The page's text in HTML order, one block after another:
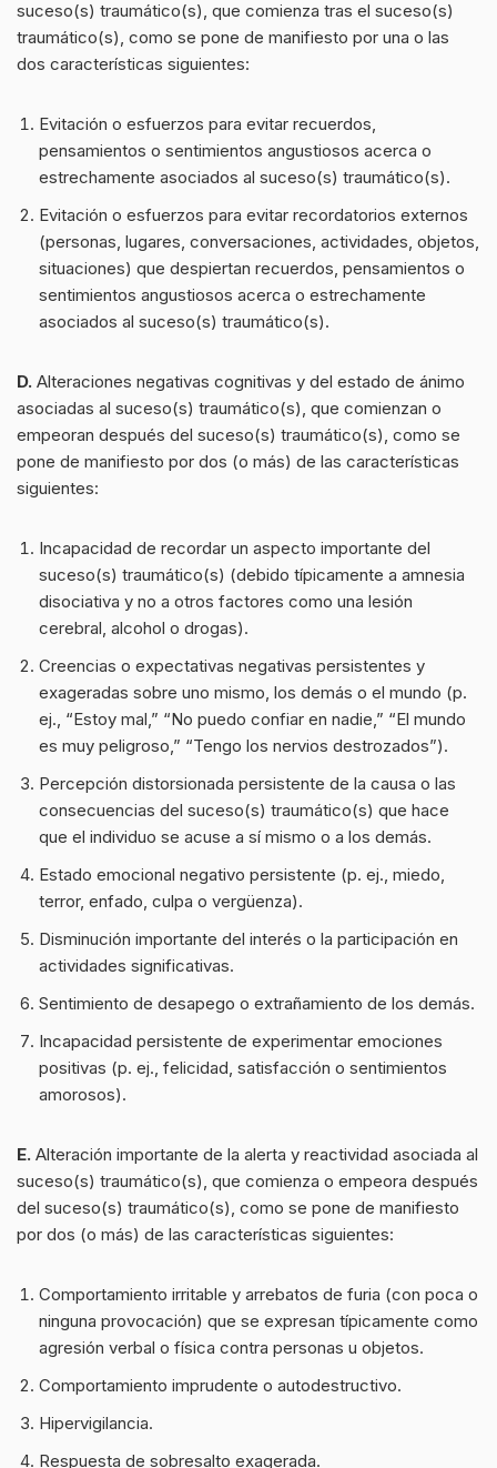
suceso(s) traumático(s), que comienza tras el suceso(s)
traumático(s), como se pone de manifiesto por una o las
dos características siguientes:
Evitación o esfuerzos para evitar recuerdos,
pensamientos o sentimientos angustiosos acerca o
estrechamente asociados al suceso(s) traumático(s).
Evitación o esfuerzos para evitar recordatorios externos
(personas, lugares, conversaciones, actividades, objetos,
situaciones) que despiertan recuerdos, pensamientos o
sentimientos angustiosos acerca o estrechamente
asociados al suceso(s) traumático(s).
D. Alteraciones negativas cognitivas y del estado de ánimo
asociadas al suceso(s) traumático(s), que comienzan o
empeoran después del suceso(s) traumático(s), como se
pone de manifiesto por dos (o más) de las características
siguientes:
Incapacidad de recordar un aspecto importante del
suceso(s) traumático(s) (debido típicamente a amnesia
disociativa y no a otros factores como una lesión
cerebral, alcohol o drogas).
Creencias o expectativas negativas persistentes y
exageradas sobre uno mismo, los demás o el mundo (p.
ej., “Estoy mal,” “No puedo confiar en nadie,” “El mundo
es muy peligroso,” “Tengo los nervios destrozados”).
Percepción distorsionada persistente de la causa o las
consecuencias del suceso(s) traumático(s) que hace
que el individuo se acuse a sí mismo o a los demás.
Estado emocional negativo persistente (p. ej., miedo,
terror, enfado, culpa o vergüenza).
Disminución importante del interés o la participación en
actividades significativas.
Sentimiento de desapego o extrañamiento de los demás.
Incapacidad persistente de experimentar emociones
positivas (p. ej., felicidad, satisfacción o sentimientos
amorosos).
E. Alteración importante de la alerta y reactividad asociada al
suceso(s) traumático(s), que comienza o empeora después
del suceso(s) traumático(s), como se pone de manifiesto
por dos (o más) de las características siguientes:
Comportamiento irritable y arrebatos de furia (con poca o
ninguna provocación) que se expresan típicamente como
agresión verbal o física contra personas u objetos.
Comportamiento imprudente o autodestructivo.
Hipervigilancia.
Respuesta de sobresalto exagerada.